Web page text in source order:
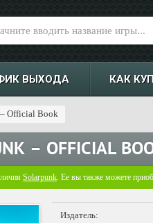
ВЫХОДА КАК
Official Book
– OFFICIAL
Solarpunk. Ее вы также можете
Издатель: